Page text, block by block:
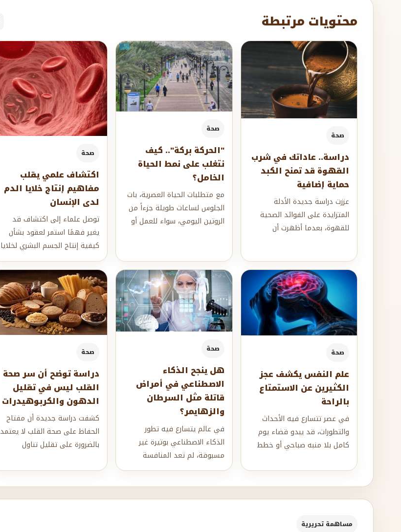
محتويات مرتبطة
صحة
دراسة.. عاداتك في شرب
القهوة قد تمنح الكبد
حماية إضافية
عززت دراسة جديدة الأدلة
المتزايدة على الفوائد الصحية
للقهوة، بعدما أظهرت أن
صحة
"الحركة بركة".. كيف
نتغلب على نمط الحياة
الخامل؟
مع متطلبات الحياة العصرية، بات
الجلوس لساعات طويلة جزءاً من
الروتين اليومي، سواء للعمل أو
صحة
اكتشاف علمي يقلب
مفاهيم إنتاج خلايا الدم
لدى الإنسان
توصل علماء إلى اكتشاف قد
يغير فهمًا استمر لعقود بشأن
كيفية إنتاج الجسم البشري لخلايا
الدم الحمراء، بعدما أظهرت
دراسة حدي...
صحة
علم النفس يكشف عجز
الكثيرين عن الاستمتاع
بالراحة
في عصر تتسارع فيه الأحداث
والتطورات، قد يبدو قضاء يوم
كامل بلا منبه صباحي أو خطط
يكون إلى...
صحة
هل ينجح الذكاء
الاصطناعي في أمراض
قاتلة مثل السرطان
والزهايمر؟
في عالم يتسارع فيه تطور
الذكاء الاصطناعي بوتيرة غير
مسبوقة، لم تعد المنافسة
مقتصرة على شركات التكنولوجيا
صحة
دراسة توضح أن سر صحة
القلب ليس في تقليل
الدهون والكربوهيدرات
كشفت دراسة جديدة أن مفتاح
الحفاظ على صحة القلب لا يعتمد
بالضرورة على تقليل تناول
يرتبط بشكل أ...
مساهمة تحريرية